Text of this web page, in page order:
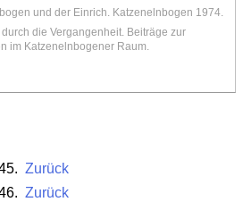
und der Einrich. Katzenelnbogen 1974.
die Vergangenheit. Beiträge zur
im Katzenelnbogener Raum.
Zurück
Zurück